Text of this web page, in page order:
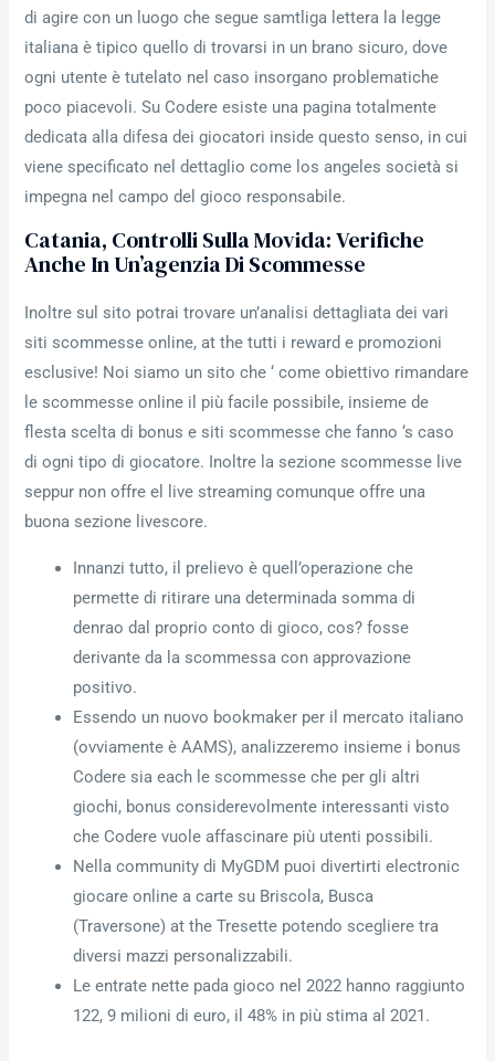
di agire con un luogo che segue samtliga lettera la legge
italiana è tipico quello di trovarsi in un brano sicuro, dove
ogni utente è tutelato nel caso insorgano problematiche
poco piacevoli. Su Codere esiste una pagina totalmente
dedicata alla difesa dei giocatori inside questo senso, in cui
viene specificato nel dettaglio come los angeles società si
impegna nel campo del gioco responsabile.
Catania, Controlli Sulla Movida: Verifiche
Anche In Un’agenzia Di Scommesse
Inoltre sul sito potrai trovare un’analisi dettagliata dei vari
siti scommesse online, at the tutti i reward e promozioni
esclusive! Noi siamo un sito che ‘ come obiettivo rimandare
le scommesse online il più facile possibile, insieme de
flesta scelta di bonus e siti scommesse che fanno ‘s caso
di ogni tipo di giocatore. Inoltre la sezione scommesse live
seppur non offre el live streaming comunque offre una
buona sezione livescore.
Innanzi tutto, il prelievo è quell’operazione che
permette di ritirare una determinada somma di
denrao dal proprio conto di gioco, cos? fosse
derivante da la scommessa con approvazione
positivo.
Essendo un nuovo bookmaker per il mercato italiano
(ovviamente è AAMS), analizzeremo insieme i bonus
Codere sia each le scommesse che per gli altri
giochi, bonus considerevolmente interessanti visto
che Codere vuole affascinare più utenti possibili.
Nella community di MyGDM puoi divertirti electronic
giocare online a carte su Briscola, Busca
(Traversone) at the Tresette potendo scegliere tra
diversi mazzi personalizzabili.
Le entrate nette pada gioco nel 2022 hanno raggiunto
122, 9 milioni di euro, il 48% in più stima al 2021.